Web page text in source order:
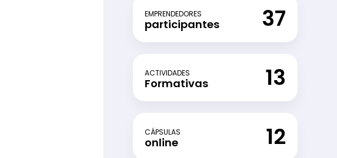
EMPRENDEDORES
participantes 37
ACTIVIDADES
Formativas 13
CÁPSULAS
online 12